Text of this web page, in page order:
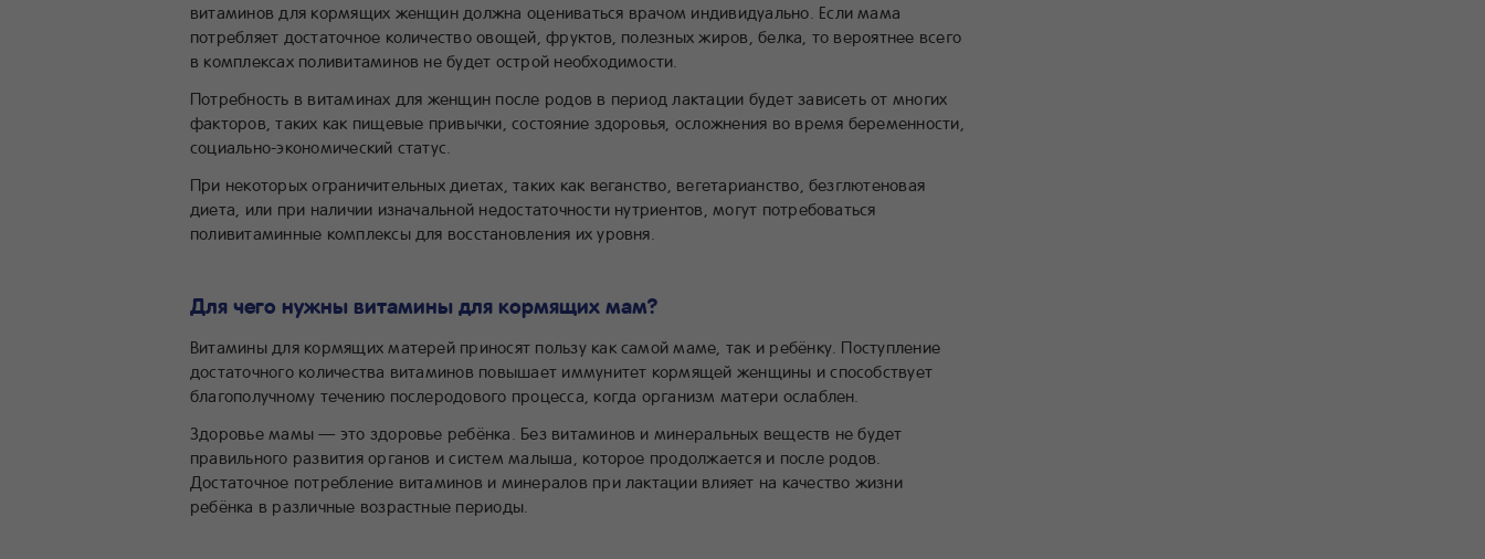
витаминов для кормящих женщин должна оцениваться врачом индивидуально. Если мама
потребляет достаточное количество овощей, фруктов, полезных жиров, белка, то вероятнее всего
в комплексах поливитаминов не будет острой необходимости.
Потребность в витаминах для женщин после родов в период лактации будет зависеть от многих
факторов, таких как пищевые привычки, состояние здоровья, осложнения во время беременности,
социально-экономический статус.
При некоторых ограничительных диетах, таких как веганство, вегетарианство, безглютеновая
диета, или при наличии изначальной недостаточности нутриентов, могут потребоваться
поливитаминные комплексы для восстановления их уровня.
Для чего нужны витамины для кормящих мам?
Витамины для кормящих матерей приносят пользу как самой маме, так и ребёнку. Поступление
достаточного количества витаминов повышает иммунитет кормящей женщины и способствует
благополучному течению послеродового процесса, когда организм матери ослаблен.
Здоровье мамы — это здоровье ребёнка. Без витаминов и минеральных веществ не будет
правильного развития органов и систем малыша, которое продолжается и после родов.
Достаточное потребление витаминов и минералов при лактации влияет на качество жизни
ребёнка в различные возрастные периоды.